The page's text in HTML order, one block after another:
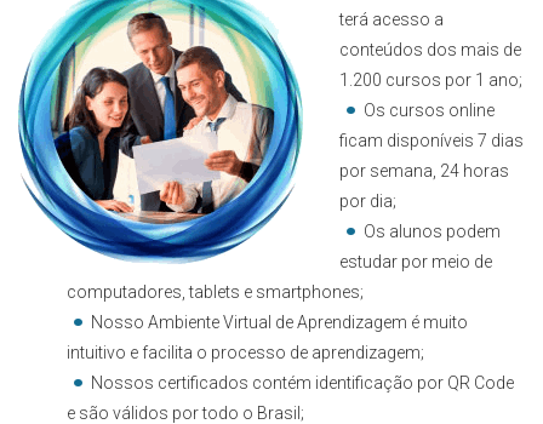
terá acesso a
conteúdos dos mais de
1.200 cursos por 1 ano;
Os cursos online
ficam disponíveis 7 dias
por semana, 24 horas
por dia;
Os alunos podem
estudar por meio de
computadores, tablets e smartphones;
Nosso Ambiente Virtual de Aprendizagem é muito
intuitivo e facilita o processo de aprendizagem;
Nossos certificados contém identificação por QR Code
e são válidos por todo o Brasil;